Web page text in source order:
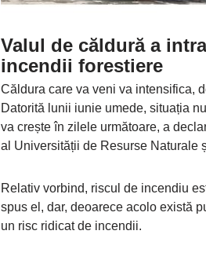
Valul de căldură a
incendii forestiere
Căldura care va veni va intensifica,
Datorită lunii iunie umede, situația
va crește în zilele următoare, a
al Universității de Resurse Naturale
Relativ vorbind, riscul de incendiu
spus el, dar, deoarece acolo există
un risc ridicat de incendii.